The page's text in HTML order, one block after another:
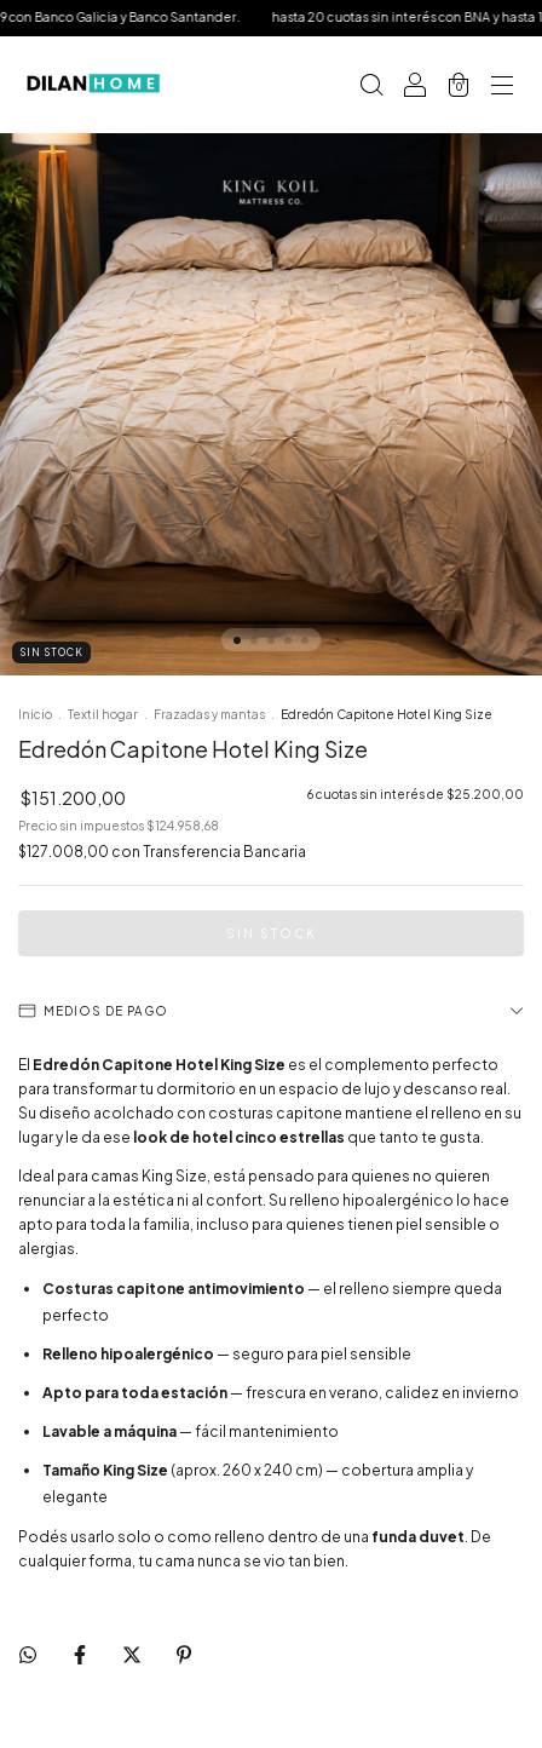
Banco Galicia y Banco Santander. hasta 20 cuotas sin interés con BNA y hasta 12
0
SIN STOCK
Inicio Textil hogar Frazadas y mantas Edredón Capitone Hotel King Size
Edredón Capitone Hotel King Size
$151.200,00 6cuotas sin interés de $25.200,00
Precio sin impuestos $124.958,68
$127.008,00 con Transferencia Bancaria
MEDIOS DE PAGO
El Edredón Capitone Hotel King Size es el complemento perfecto
para transformar tu dormitorio en un espacio de lujo y descanso real.
Su diseño acolchado con costuras capitone mantiene el relleno en su
lugar y le da ese look de hotel cinco estrellas que tanto te gusta.
Ideal para camas King Size, está pensado para quienes no quieren
renunciar a la estética ni al confort. Su relleno hipoalergénico lo hace
apto para toda la familia, incluso para quienes tienen piel sensible o
alergias.
Costuras capitone antimovimiento — el relleno siempre queda
perfecto
Relleno hipoalergénico — seguro para piel sensible
Apto para toda estación— frescura en verano, calidez en invierno
Lavable a máquina— fácil mantenimiento
Tamaño King Size (aprox. 260 x 240 cm) — cobertura amplia y
elegante
Podés usarlo solo o como relleno dentro de una funda duvet. De
cualquier forma, tu cama nunca se vio tan bien.